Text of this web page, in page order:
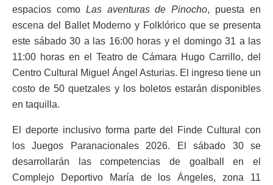
espacios como Las aventuras de Pinocho, puesta en
escena del Ballet Moderno y Folklórico que se presenta
este sábado 30 a las 16:00 horas y el domingo 31 a las
11:00 horas en el Teatro de Cámara Hugo Carrillo, del
Centro Cultural Miguel Ángel Asturias. El ingreso tiene un
costo de 50 quetzales y los boletos estarán disponibles
en taquilla.
El deporte inclusivo forma parte del Finde Cultural con
los Juegos Paranacionales 2026. El sábado 30 se
desarrollarán las competencias de goalball en el
Complejo Deportivo María de los Ángeles, zona 11